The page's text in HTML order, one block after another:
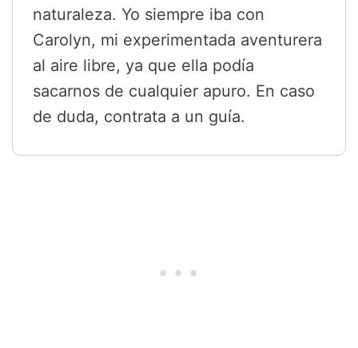
naturaleza. Yo siempre iba con
Carolyn, mi experimentada aventurera
al aire libre, ya que ella podía
sacarnos de cualquier apuro. En caso
de duda, contrata a un guía.